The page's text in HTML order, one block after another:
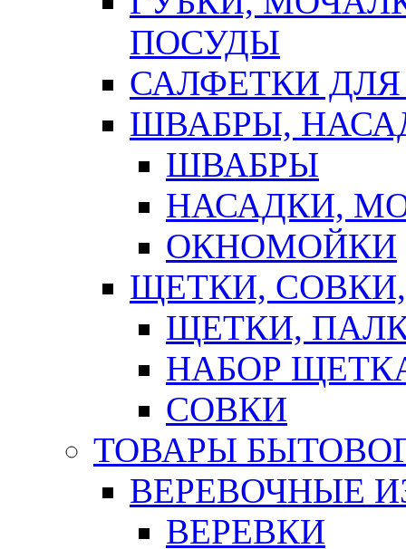
ПОСУДЫ
САЛФЕТКИ
ШВАБРЫ,
ШВАБРЫ
НАСАДКИ,
ОКНОМОЙКИ
ЩЕТКИ,
ЩЕТКИ,
НАБОР
СОВКИ
ТОВАРЫ
ВЕРЕВОЧНЫЕ
ВЕРЕВКИ